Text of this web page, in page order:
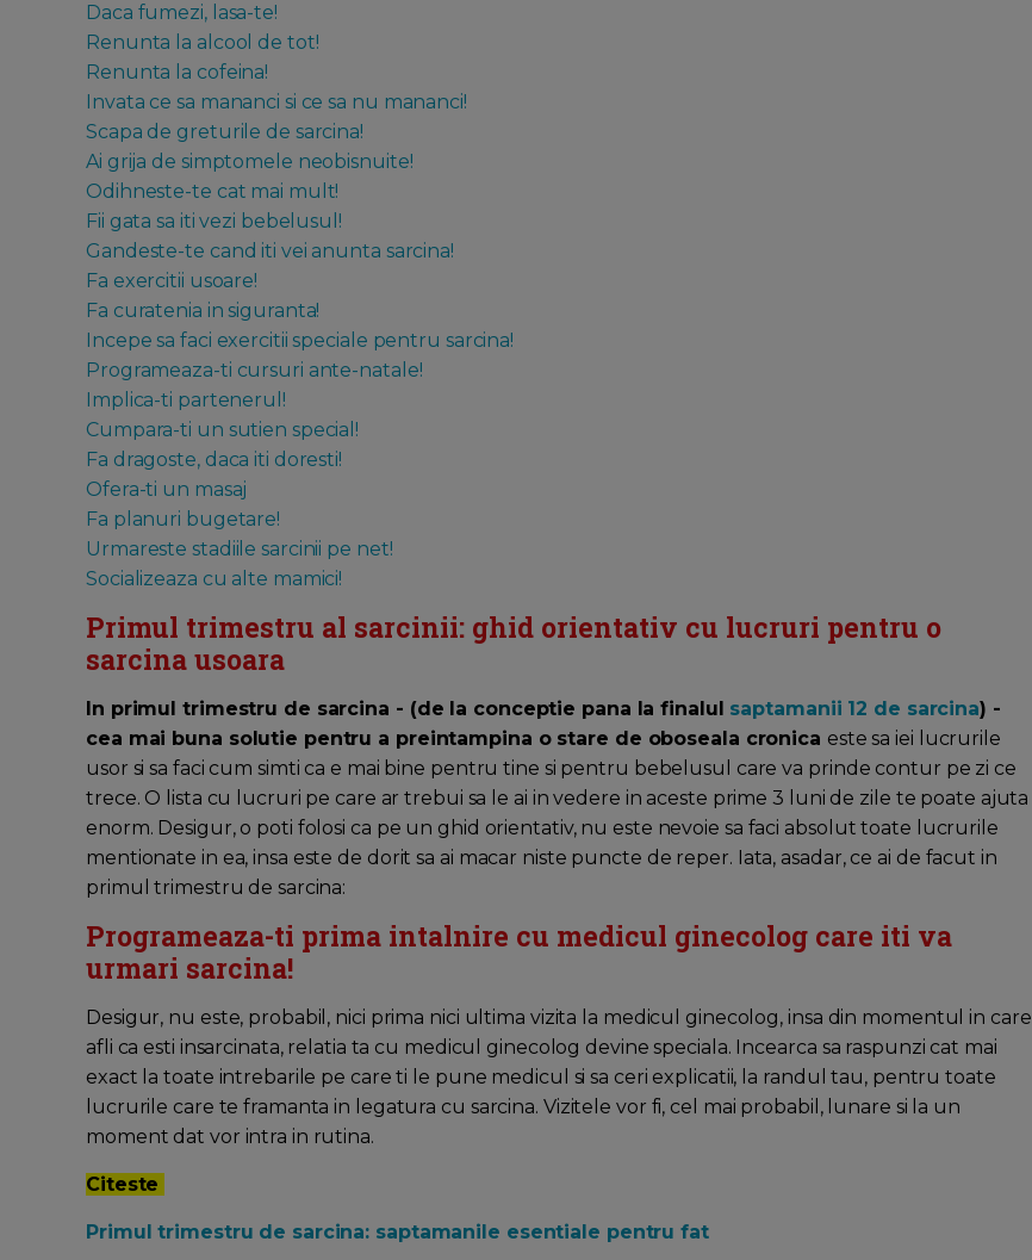
Daca fumezi, lasa-te!
Renunta la alcool de tot!
Renunta la cofeina!
Invata ce sa mananci si ce sa nu mananci!
Scapa de greturile de sarcina!
Ai grija de simptomele neobisnuite!
Odihneste-te cat mai mult!
Fii gata sa iti vezi bebelusul!
Gandeste-te cand iti vei anunta sarcina!
Fa exercitii usoare!
Fa curatenia in siguranta!
Incepe sa faci exercitii speciale pentru sarcina!
Programeaza-ti cursuri ante-natale!
Implica-ti partenerul!
Cumpara-ti un sutien special!
Fa dragoste, daca iti doresti!
Ofera-ti un masaj
Fa planuri bugetare!
Urmareste stadiile sarcinii pe net!
Socializeaza cu alte mamici!
Primul trimestru al sarcinii: ghid orientativ cu lucruri pentru o
sarcina usoara
In primul trimestru de sarcina - (de la conceptie pana la finalul saptamanii 12 de sarcina) -
cea mai buna solutie pentru a preintampina o stare de oboseala cronica este sa iei lucrurile
usor si sa faci cum simti ca e mai bine pentru tine si pentru bebelusul care va prinde contur pe zi ce
trece. O lista cu lucruri pe care ar trebui sa le ai in vedere in aceste prime 3 luni de zile te poate ajuta
enorm. Desigur, o poti folosi ca pe un ghid orientativ, nu este nevoie sa faci absolut toate lucrurile
mentionate in ea, insa este de dorit sa ai macar niste puncte de reper. Iata, asadar, ce ai de facut in
primul trimestru de sarcina:
Programeaza-ti prima intalnire cu medicul ginecolog care iti va
urmari sarcina!
Desigur, nu este, probabil, nici prima nici ultima vizita la medicul ginecolog, insa din momentul in care
afli ca esti insarcinata, relatia ta cu medicul ginecolog devine speciala. Incearca sa raspunzi cat mai
exact la toate intrebarile pe care ti le pune medicul si sa ceri explicatii, la randul tau, pentru toate
lucrurile care te framanta in legatura cu sarcina. Vizitele vor fi, cel mai probabil, lunare si la un
moment dat vor intra in rutina.
Citeste
Primul trimestru de sarcina: saptamanile esentiale pentru fat